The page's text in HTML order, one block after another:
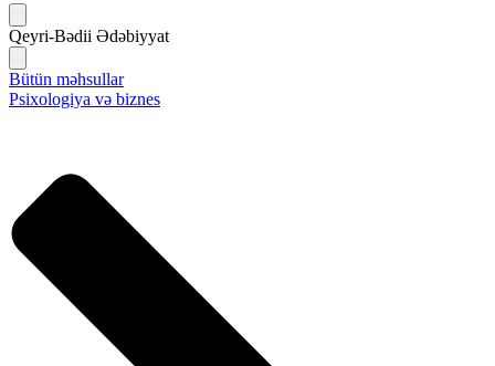
Qeyri-Bədii Ədəbiyyat
Bütün məhsullar
Psixologiya və biznes